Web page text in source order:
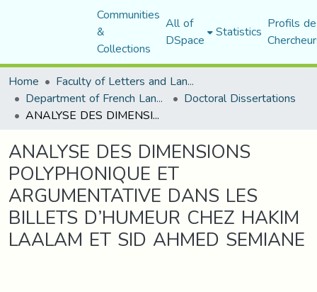
Communities
&
Collections
All of
DSpace Statistics Profils
Home
Faculty of Letters and Languages
Department of French Language and Literature Doctoral Dissertations
ANALYSE DES DIMENSIONS POLYPHONIQUE ET ARGUMENTATIVE DANS LES BILLETS D’HUMEUR CHEZ HAKIM LAALAM ET SID AHMED SEMIANE
ANALYSE DES DIMENSIONS
POLYPHONIQUE ET
ARGUMENTATIVE DANS LES
BILLETS D’HUMEUR CHEZ HAKIM
LAALAM ET SID AHMED SEMIANE